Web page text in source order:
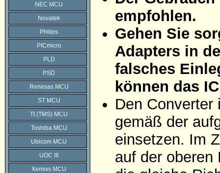
NEC MCU
Novatek
Philips
PICmicro
PLD
PSD
Renesas MCU
ST MCU
TI (TMS) MCU
Toshiba MCU
Ubicom MCU
UOC III
Xemixs MCU
empfohlen.
Gehen Sie
Adapters in
falsches
können das
Den
gemäß der
einsetzen. Im
auf der